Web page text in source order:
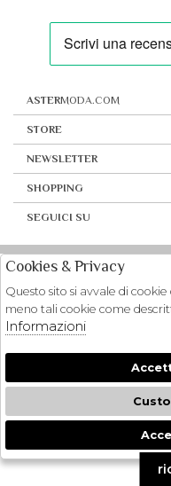
ASTERMODA.COM
STORE
NEWSLETTER
SHOPPING
SEGUICI SU
🍪
Cookies & Privacy
Questo sito si avvale di
meno tali cookie come
Informazioni